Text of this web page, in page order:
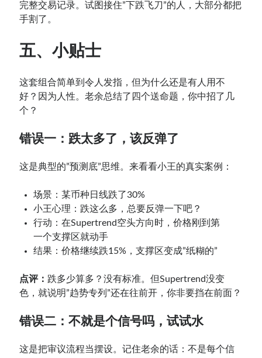
完整交易记录。试图接住”下跌飞刀”的人，大部分都把
手割了。
五、小贴士
这套组合简单到令人发指，但为什么还是有人用不
好？因为人性。老余总结了四个送命题，你中招了几
个？
错误一：跌太多了，该反弹了
这是典型的”预测底”思维。来看看小王的真实案例：
场景：某币种日线跌了30%
小王心理：跌这么多，总要反弹一下吧？
行动：在Supertrend空头方向时，价格刚到第
一个支撑区就动手
结果：价格继续跌15%，支撑区变成”纸糊的”
点评： 跌多少算多？没有标准。但Supertrend没变
色，就说明”趋势专列”还在往前开，你非要挡在前面？
错误二：不就是个信号吗，试试水
这是把审议流程当摆设。记住老余的话：不是每个信